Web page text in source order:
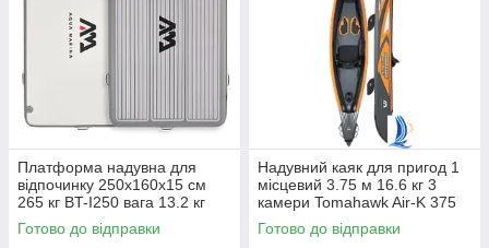
Платформа надувна для
відпочинку 250х160х15 см
265 кг BT-I250 вага 13.2 кг
насос у комплекті
Готово до відправки
Надувний каяк для пригод 1
місцевий 3.75 м 16.6 кг 3
камери Tomahawk Air-K 375
для професіоналів швидкість
10 psi
Готово до відправки